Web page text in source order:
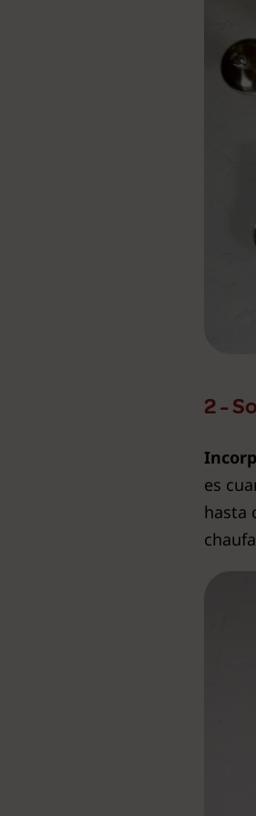
2 -
es
hasta